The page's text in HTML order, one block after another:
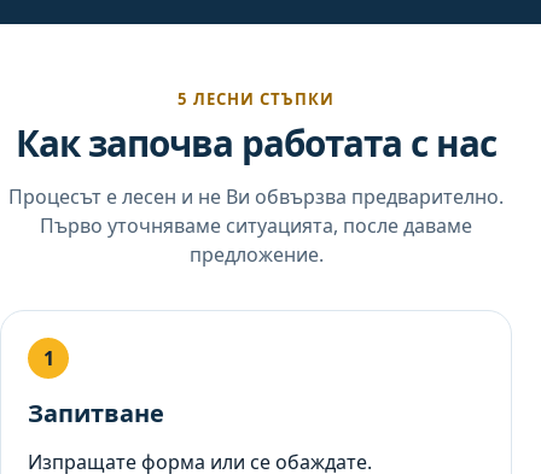
5 ЛЕСНИ СТЪПКИ
Как започва работата с нас
Процесът е лесен и не Ви обвързва предварително.
Първо уточняваме ситуацията, после даваме
предложение.
Запитване
Изпращате форма или се обаждате.